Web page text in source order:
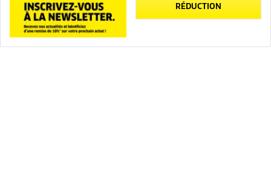
RÉDUCTION
Newsletter
INFORMATIONS LÉGALES
Mentions légales
Médiateur